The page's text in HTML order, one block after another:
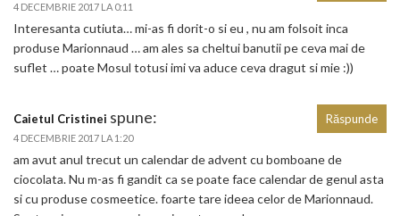
4 DECEMBRIE 2017 LA 0:11
Interesanta cutiuta… mi-as fi dorit-o si eu , nu am folsoit inca
produse Marionnaud … am ales sa cheltui banutii pe ceva mai de
suflet … poate Mosul totusi imi va aduce ceva dragut si mie :))
Caietul Cristinei spune:
4 DECEMBRIE 2017 LA 1:20
am avut anul trecut un calendar de advent cu bomboane de
ciocolata. Nu m-as fi gandit ca se poate face calendar de genul asta
si cu produse cosmeetice. foarte tare ideea celor de Marionnaud.
Răspunde